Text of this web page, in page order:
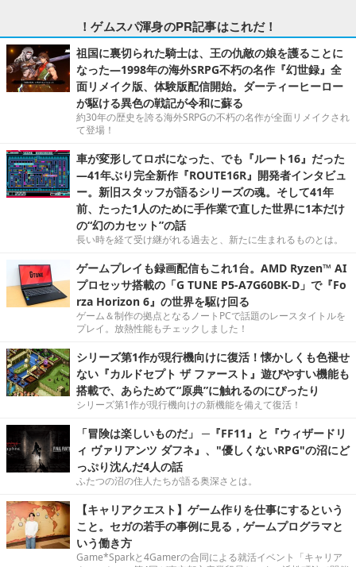
！ゲムスパ渾身のPR記事はこれだ！
祖国に裏切られた騎士は、王の仇敵の娘を護ることに
なった―1998年の海外SRPG不朽の名作『幻世録』全
面リメイク版、体験版配信開始。ダーティーヒーロー
が駆ける異色の戦記が令和に蘇る
約30年の歴史を誇る海外SRPGの不朽の名作が全面リメイクされ
て登場！
車が変形してロボになった、でも『ルート16』だった
―41年ぶり完全新作『ROUTE16R』開発者インタビュ
ー。新旧スタッフが語るシリーズの魂。そして41年
前、たった1人のために手作業で直した世界に1本だけ
の“幻のカセット”の話
長い時を経て受け継がれる過去と、新たに生まれるものとは。
ゲームプレイも録画配信もこれ1台。AMD Ryzen™ AI
プロセッサ搭載の「G TUNE P5-A7G60BK-D」で『Fo
rza Horizon 6』の世界を駆け回る
ゲーム＆制作の拠点となるノートPCで話題のレースタイトルを
プレイ。放熱性能もチェックしました！
シリーズ第1作が現行機向けに復活！懐かしくも色褪せ
ない『カルドセプト ザ ファースト』遊びやすい機能も
搭載で、あらためて“原典”に触れるのにぴったり
シリーズ第1作が現行機向けの新機能を備えて復活！
「冒険は楽しいものだ」 ─『FF11』と『ウィザードリ
ィ ヴァリアンツ ダフネ』、"優しくないRPG"の沼にど
っぷり沈んだ4人の話
ふたつの沼の住人たちが語る奥深さとは。
【キャリアクエスト】ゲーム作りを仕事にするという
こと。セガの若手の事例に見る，ゲームプログラマと
いう働き方
Game*Sparkと4Gamerの合同による就活イベント「キャリア